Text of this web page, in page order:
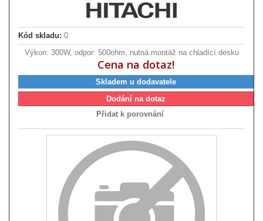
Kód skladu: 0
Výkon: 300W, odpor: 500ohm, nutná montáž na chladící desku
Cena na dotaz!
Skladem u dodavatele
Dodání na dotaz
Přidat k porovnání